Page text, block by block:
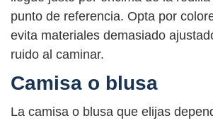
punto de referencia. Opta por
evita materiales demasiado
ruido al caminar.
Camisa o blusa
La camisa o blusa que elijas